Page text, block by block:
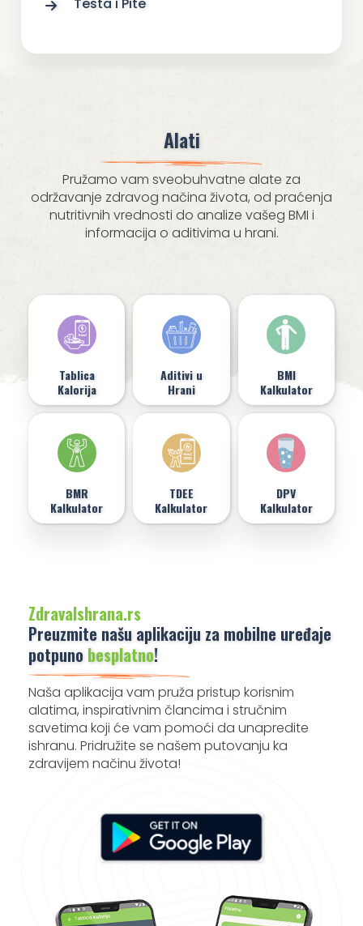
Alati
Pružamo vam sveobuhvatne alate za
održavanje zdravog načina života, od praćenja
nutritivnih vrednosti do analize vašeg BMI i
informacija o aditivima u hrani.
Tablica
Kalorija
Aditivi u
Hrani
BMI
Kalkulator
BMR
Kalkulator
TDEE
Kalkulator
DPV
Kalkulator
ZdravaIshrana.rs
Preuzmite našu aplikaciju za mobilne uređaje
potpuno besplatno!
Naša aplikacija vam pruža pristup korisnim
alatima, inspirativnim člancima i stručnim
savetima koji će vam pomoći da unapredite
ishranu. Pridružite se našem putovanju ka
zdravijem načinu života!